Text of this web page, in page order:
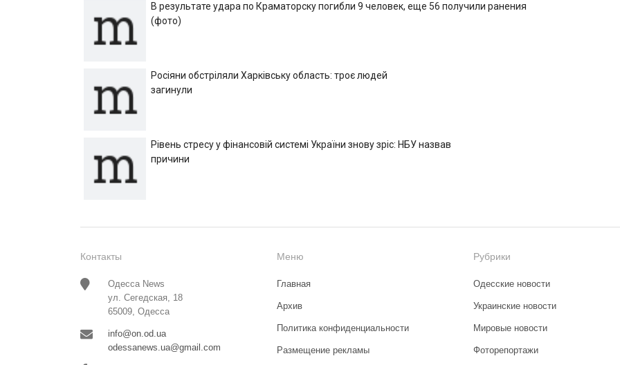
В результате удара по Краматорску погибли 9 человек, еще 56 получили ранения
(фото)
Росіяни обстріляли Харківську область: троє людей
загинули
Рівень стресу у фінансовій системі України знову зріс: НБУ назвав
причини
Контакты
Одесса News
ул. Сегедская, 18
65009, Одесса
info@on.od.ua
odessanews.ua@gmail.com
Меню
Главная
Архив
Политика конфиденциальности
Размещение рекламы
Рубрики
Одесские новости
Украинские новости
Мировые новости
Фоторепортажи